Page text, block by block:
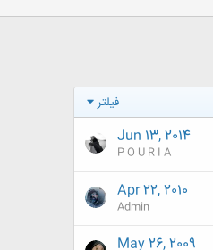
فیلتر
Jun 13, 2014
P O U R I A
Apr 22, 2010
Admin
May 26, 2009